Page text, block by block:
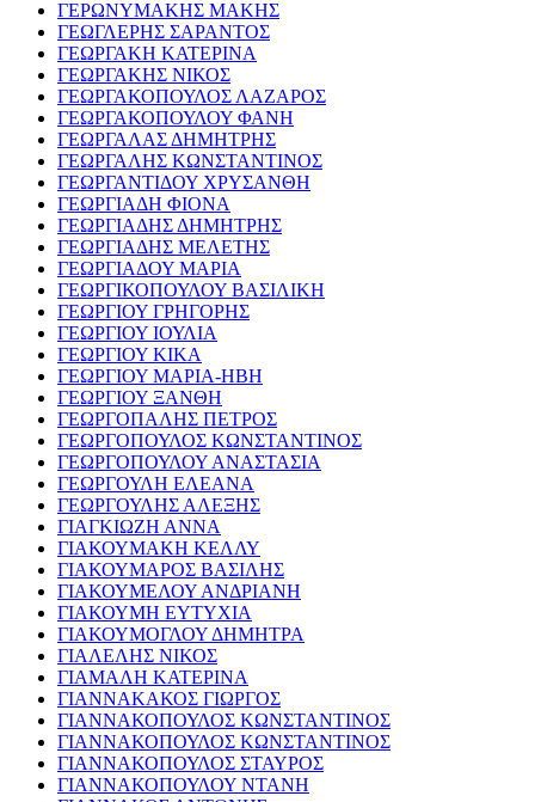
ΓΕΡΩΝΥΜΑΚΗΣ ΜΑΚΗΣ
ΓΕΩΓΛΕΡΗΣ ΣΑΡΑΝΤΟΣ
ΓΕΩΡΓΑΚΗ ΚΑΤΕΡΙΝΑ
ΓΕΩΡΓΑΚΗΣ ΝΙΚΟΣ
ΓΕΩΡΓΑΚΟΠΟΥΛΟΣ ΛΑΖΑΡΟΣ
ΓΕΩΡΓΑΚΟΠΟΥΛΟΥ ΦΑΝΗ
ΓΕΩΡΓΑΛΑΣ ΔΗΜΗΤΡΗΣ
ΓΕΩΡΓΑΛΗΣ ΚΩΝΣΤΑΝΤΙΝΟΣ
ΓΕΩΡΓΑΝΤΙΔΟΥ ΧΡΥΣΑΝΘΗ
ΓΕΩΡΓΙΑΔΗ ΦΙΟΝΑ
ΓΕΩΡΓΙΑΔΗΣ ΔΗΜΗΤΡΗΣ
ΓΕΩΡΓΙΑΔΗΣ ΜΕΛΕΤΗΣ
ΓΕΩΡΓΙΑΔΟΥ ΜΑΡΙΑ
ΓΕΩΡΓΙΚΟΠΟΥΛΟΥ ΒΑΣΙΛΙΚΗ
ΓΕΩΡΓΙΟΥ ΓΡΗΓΟΡΗΣ
ΓΕΩΡΓΙΟΥ ΙΟΥΛΙΑ
ΓΕΩΡΓΙΟΥ ΚΙΚΑ
ΓΕΩΡΓΙΟΥ ΜΑΡΙΑ-ΗΒΗ
ΓΕΩΡΓΙΟΥ ΞΑΝΘΗ
ΓΕΩΡΓΟΠΑΛΗΣ ΠΕΤΡΟΣ
ΓΕΩΡΓΟΠΟΥΛΟΣ ΚΩΝΣΤΑΝΤΙΝΟΣ
ΓΕΩΡΓΟΠΟΥΛΟΥ ΑΝΑΣΤΑΣΙΑ
ΓΕΩΡΓΟΥΛΗ ΕΛΕΑΝΑ
ΓΕΩΡΓΟΥΛΗΣ ΑΛΕΞΗΣ
ΓΙΑΓΚΙΩΖΗ ΑΝΝΑ
ΓΙΑΚΟΥΜΑΚΗ ΚΕΛΛΥ
ΓΙΑΚΟΥΜΑΡΟΣ ΒΑΣΙΛΗΣ
ΓΙΑΚΟΥΜΕΛΟΥ ΑΝΔΡΙΑΝΗ
ΓΙΑΚΟΥΜΗ ΕΥΤΥΧΙΑ
ΓΙΑΚΟΥΜΟΓΛΟΥ ΔΗΜΗΤΡΑ
ΓΙΑΛΕΛΗΣ ΝΙΚΟΣ
ΓΙΑΜΑΛΗ ΚΑΤΕΡΙΝΑ
ΓΙΑΝΝΑΚΑΚΟΣ ΓΙΩΡΓΟΣ
ΓΙΑΝΝΑΚΟΠΟΥΛΟΣ ΚΩΝΣΤΑΝΤΙΝΟΣ
ΓΙΑΝΝΑΚΟΠΟΥΛΟΣ ΚΩΝΣΤΑΝΤΙΝΟΣ
ΓΙΑΝΝΑΚΟΠΟΥΛΟΣ ΣΤΑΥΡΟΣ
ΓΙΑΝΝΑΚΟΠΟΥΛΟΥ ΝΤΑΝΗ